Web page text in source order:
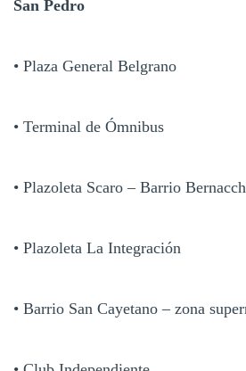
San Pedro
• Plaza General Belgrano
• Terminal de Ómnibus
• Plazoleta Scaro – Barrio
• Plazoleta La Integración
• Barrio San Cayetano – zona